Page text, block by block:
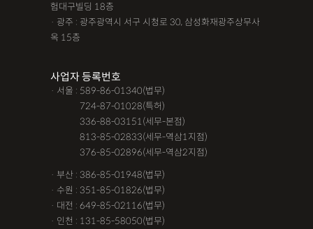
험대구빌딩 18층
· 광주 : 광주광역시 서구 시청로 30, 삼성화재광주상무사
옥 15층
사업자 등록번호
· 서울 : 589-86-01340(법무)
724-87-01028(특허)
336-88-03151(세무-본점)
813-85-02833(세무-역삼1지점)
376-85-02896(세무-역삼2지점)
· 부산 : 386-85-01948(법무)
· 수원 : 351-85-01826(법무)
· 대전 : 649-85-02116(법무)
· 인천 : 131-85-58050(법무)